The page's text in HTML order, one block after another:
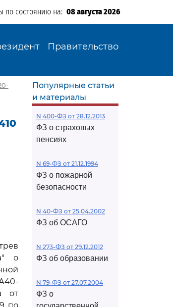
по состоянию на: 08 августа 2026
Правительство
о
от
Популярные статьи
и материалы
N 400-ФЗ от 28.12.2013
ФЗ о страховых
пенсиях
N 69-ФЗ от 21.12.1994
ФЗ о пожарной
безопасности
N 40-ФЗ от 25.04.2002
ФЗ об ОСАГО
N 273-ФЗ от 29.12.2012
ФЗ об образовании
N 79-ФЗ от 27.07.2004
ФЗ о